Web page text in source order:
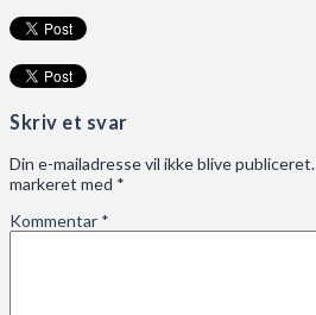
Skriv et svar
Din e-mailadresse vil ikke blive publiceret.
markeret med *
Kommentar *